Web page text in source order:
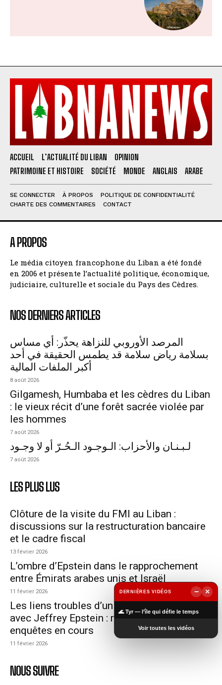
ACCUEIL L’ACTUALITÉ DU LIBAN
OPINION
PATRIMOINE ET HISTOIRE
SOCIÉTÉ MONDE ANGLAIS ARABE
SE CONNECTER À PROPOS
POLITIQUE DE CONFIDENTIALITÉ
CHARTE DES COMMENTAIRES
CONTACT
A PROPOS
Le média citoyen francophone du Liban a été fondé
en 2006 et présente l’actualité politique, économique,
judiciaire, culturelle et sociale du Pays des Cèdres.
NOS DERNIERS ARTICLES
المرصد الأوروبي للنزاهة يحذّر: أي مساس
بسلامة رياض سلامة قد يطمس الحقيقة في أحد
أكبر الملفات المالية
8 août 2026
Gilgamesh, Humbaba et les cèdres du Liban
: le vieux récit d’une forêt sacrée violée par
les hommes
7 août 2026
لـبـنـان والأحزاب: الـوجـود الـحُـرّ أو لا وجـود
7 août 2026
LES PLUS LUS
Clôture de la visite du FMI au Liban :
discussions sur la restructuration bancaire
et le cadre fiscal
13 février 2026
L’ombre d’Epstein dans le rapprochement
entre Émirats arabes unis et Israël
11 février 2026
Les liens troubles d’un diplomate français
avec Jeffrey Epstein : révélations et
enquêtes en cours
11 février 2026
NOUS SUIVRE
DERNIÈRES VIDÉOS −
×
🌊 Tyr — l’île qui défie le temps
Voir toutes les vidéos